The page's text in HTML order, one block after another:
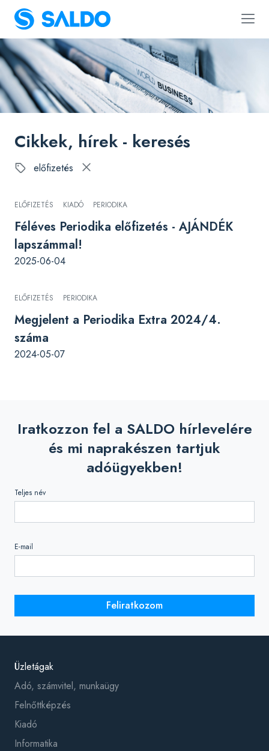
Cikkek, hírek - keresés
előfizetés
ELŐFIZETÉS KIADÓ PERIODIKA
Féléves Periodika előfizetés - AJÁNDÉK
lapszámmal!
2025-06-04
ELŐFIZETÉS PERIODIKA
Megjelent a Periodika Extra 2024/4.
száma
2024-05-07
Iratkozzon fel a SALDO hírlevelére
és mi naprakészen tartjuk
adóügyekben!
Teljes név
E-mail
Feliratkozom
Üzletágak
Adó, számvitel, munkaügy
Felnőttképzés
Kiadó
Informatika